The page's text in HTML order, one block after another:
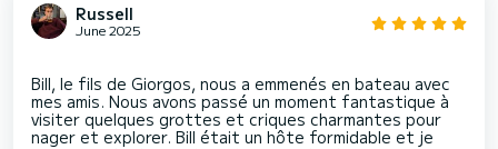
Russell
June 2025
Bill, le fils de Giorgos, nous a emmenés en bateau avec
mes amis. Nous avons passé un moment fantastique à
visiter quelques grottes et criques charmantes pour
nager et explorer. Bill était un hôte formidable et je